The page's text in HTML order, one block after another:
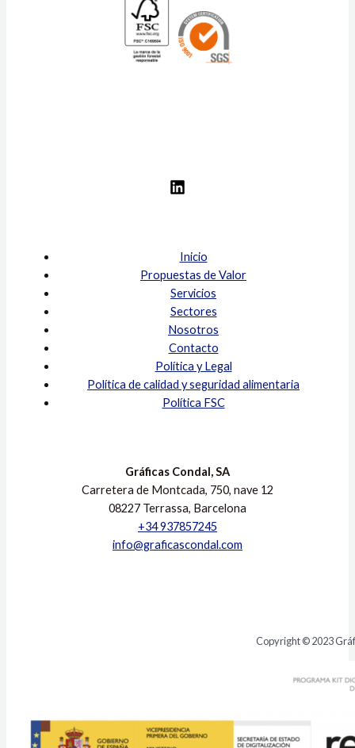
Inicio
Propuestas de Valor
Servicios
Sectores
Nosotros
Contacto
Política y Legal
Política de calidad y seguridad alimentaria
Política FSC
Gráficas Condal, SA
Carretera de Montcada, 750, nave 12
08227 Terrassa, Barcelona
+34 937857245
info@graficascondal.com
Copyright © 2023